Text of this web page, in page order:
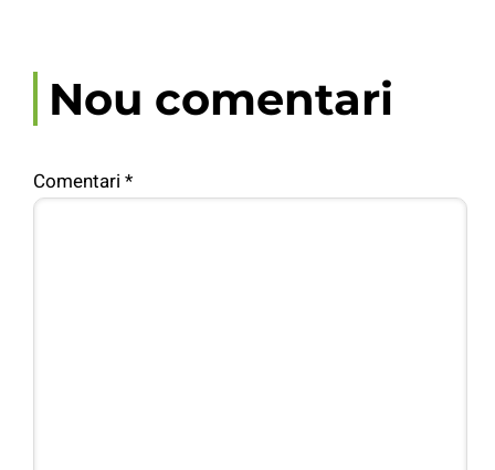
Nou comentari
Comentari *